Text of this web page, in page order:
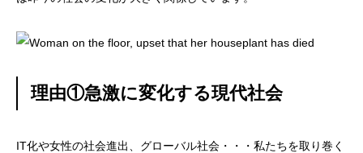
理由①急激に変化する現代社会
IT化や女性の社会進出、グローバル社会・・・私たちを取り巻く